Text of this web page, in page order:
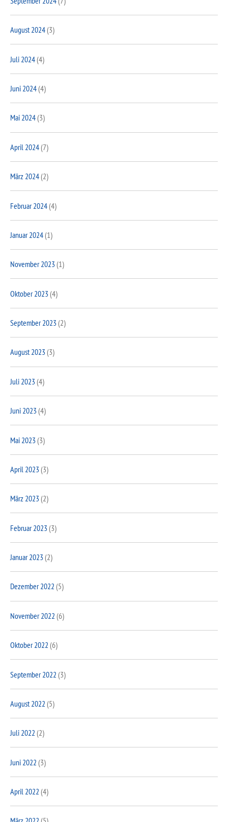
August 2024(3)
Juli 2024(4)
Juni 2024(4)
Mai 2024(3)
April 2024(7)
März 2024(2)
Februar 2024(4)
Januar 2024(1)
November 2023(1)
Oktober 2023(4)
September 2023(2)
August 2023(3)
Juli 2023(4)
Juni 2023(4)
Mai 2023(3)
April 2023(3)
März 2023(2)
Februar 2023(3)
Januar 2023(2)
Dezember 2022 (5)
November 2022 (6)
Oktober 2022 (6)
September 2022 (3)
August 2022 (5)
Juli 2022 (2)
Juni 2022 (3)
April 2022 (4)